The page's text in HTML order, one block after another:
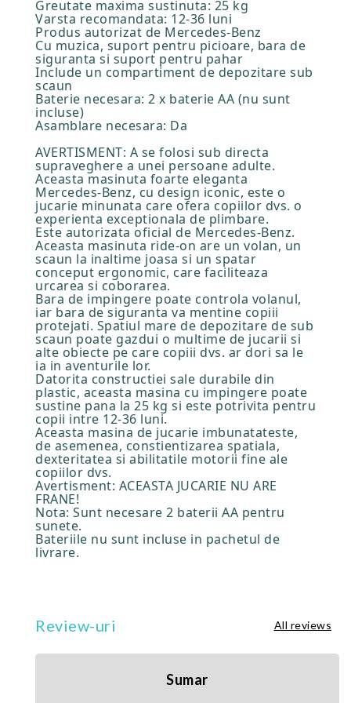
Greutate maxima sustinuta: 25 kg
Varsta recomandata: 12-36 luni
Produs autorizat de Mercedes-Benz
Cu muzica, suport pentru picioare, bara de
siguranta si suport pentru pahar
Include un compartiment de depozitare sub
scaun
Baterie necesara: 2 x baterie AA (nu sunt
incluse)
Asamblare necesara: Da
AVERTISMENT: A se folosi sub directa
supraveghere a unei persoane adulte.
Aceasta masinuta foarte eleganta
Mercedes-Benz, cu design iconic, este o
jucarie minunata care ofera copiilor dvs. o
experienta exceptionala de plimbare.
Este autorizata oficial de Mercedes-Benz.
Aceasta masinuta ride-on are un volan, un
scaun la inaltime joasa si un spatar
conceput ergonomic, care faciliteaza
urcarea si coborarea.
Bara de impingere poate controla volanul,
iar bara de siguranta va mentine copiii
protejati. Spatiul mare de depozitare de sub
scaun poate gazdui o multime de jucarii si
alte obiecte pe care copiii dvs. ar dori sa le
ia in aventurile lor.
Datorita constructiei sale durabile din
plastic, aceasta masina cu impingere poate
sustine pana la 25 kg si este potrivita pentru
copii intre 12-36 luni.
Aceasta masina de jucarie imbunatateste,
de asemenea, constientizarea spatiala,
dexteritatea si abilitatile motorii fine ale
copiilor dvs.
Avertisment: ACEASTA JUCARIE NU ARE
FRANE!
Nota: Sunt necesare 2 baterii AA pentru
sunete.
Bateriile nu sunt incluse in pachetul de
livrare.
Review-uri All reviews
Sumar